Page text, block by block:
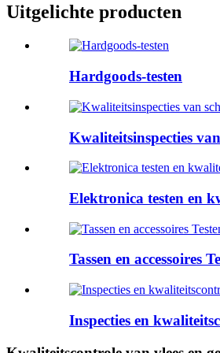
Uitgelichte producten
Hardgoods-testen
Kwaliteitsinspecties
Elektronica testen en
Tassen en accessoires
Inspecties en